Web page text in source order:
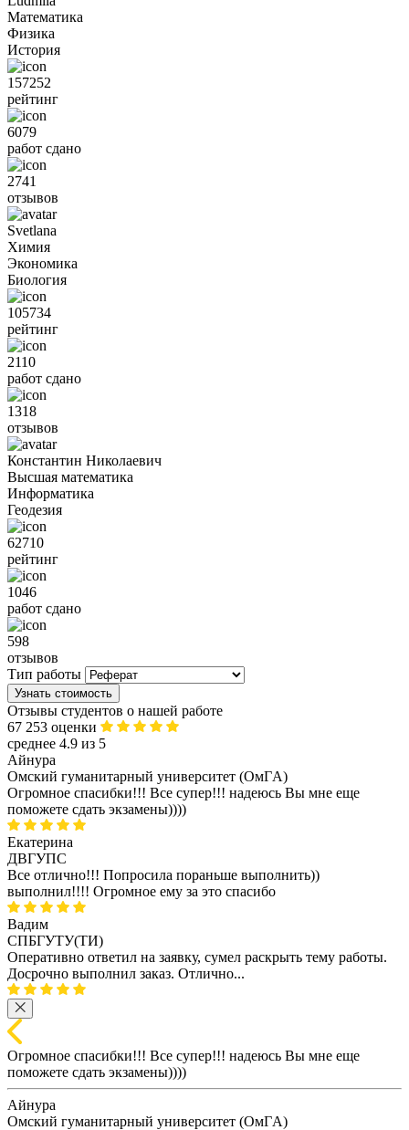
Математика
Физика
История
157252
рейтинг
6079
работ сдано
2741
отзывов
Svetlana
Химия
Экономика
Биология
105734
рейтинг
2110
работ сдано
1318
отзывов
Константин Николаевич
Высшая математика
Информатика
Геодезия
62710
рейтинг
1046
работ сдано
598
отзывов
Тип работы
Узнать стоимость
Отзывы студентов о нашей работе
67 253 оценки
среднее 4.9 из 5
Айнура
Омский гуманитарный университет (ОмГA)
Огромное спасибки!!! Все супер!!! надеюсь Вы мне еще
поможете сдать экзамены))))
Екатерина
ДВГУПС
Все отлично!!! Попросила пораньше выполнить))
выполнил!!!! Огромное ему за это спасибо
Вадим
СПБГУТУ(ТИ)
Оперативно ответил на заявку, сумел раскрыть тему работы.
Досрочно выполнил заказ. Отлично...
Огромное спасибки!!! Все супер!!! надеюсь Вы мне еще
поможете сдать экзамены))))
Айнура
Омский гуманитарный университет (ОмГA)